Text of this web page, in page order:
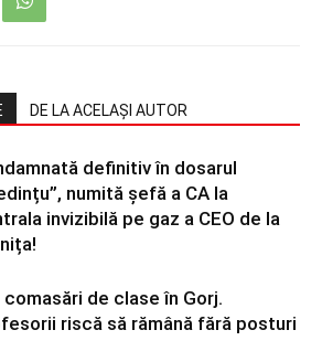
DE LA ACELAȘI AUTOR
definitiv în dosarul
numită șefă a CA la
invizibilă pe gaz a CEO de la
comasări de clase în Gorj.
riscă să rămână fără posturi